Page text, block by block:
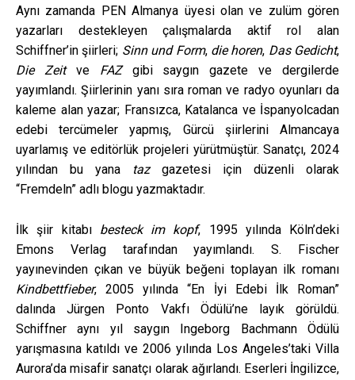
Aynı zamanda PEN Almanya üyesi olan ve zulüm gören
yazarları destekleyen çalışmalarda aktif rol alan
Schiffner’in şiirleri; Sinn und Form, die horen, Das Gedicht,
Die Zeitve FAZgibi saygın gazete ve dergilerde
yayımlandı. Şiirlerinin yanı sıra roman ve radyo oyunları da
kaleme alan yazar; Fransızca, Katalanca ve İspanyolcadan
edebi tercümeler yapmış, Gürcü şiirlerini Almancaya
uyarlamış ve editörlük projeleri yürütmüştür. Sanatçı, 2024
yılından bu yana
tazgazetesi için düzenli olarak
“Fremdeln” adlı blogu yazmaktadır.
İlk şiir kitabı besteck im kopf, 1995 yılında Köln’deki
Emons Verlag tarafından yayımlandı. S. Fischer
yayınevinden çıkan ve büyük beğeni toplayan ilk romanı
Kindbettfieber, 2005 yılında “En İyi Edebi İlk Roman”
dalında Jürgen Ponto Vakfı Ödülü’ne layık görüldü.
Schiffner aynı yıl saygın Ingeborg Bachmann Ödülü
yarışmasına katıldı ve 2006 yılında Los Angeles’taki Villa
Aurora’da misafir sanatçı olarak ağırlandı. Eserleri İngilizce,